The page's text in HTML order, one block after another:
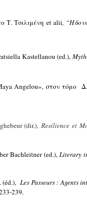
Τ. Τσιλιμένη et alii,
Kastellanou (ed.),
Angelou», στον τόμο
(dir.),Resilience et
Bachleitner (ed.),Literary
(éd.),Les Passeurs : Agents
239.